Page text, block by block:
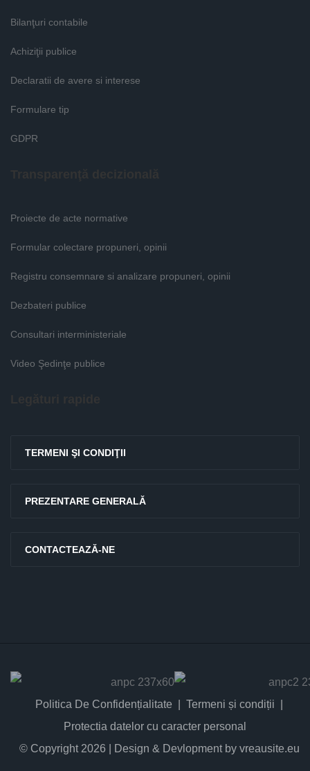
Bilanţuri contabile
Achiziţii publice
Declaratii de avere si interese
Formulare tip
GDPR
Proiecte de acte normative
Formular colectare propuneri, opinii
Registru consemnare si analizare propuneri, opinii
Dezbateri publice
Consultari interministeriale
Video Şedinţe publice
TERMENI ŞI CONDIŢII
PREZENTARE GENERALĂ
CONTACTEAZĂ-NE
Politica De Confidențialitate
Termeni și condiții
Protectia datelor cu caracter personal
© Copyright 2026 | Design & Devlopment by vreausite.eu